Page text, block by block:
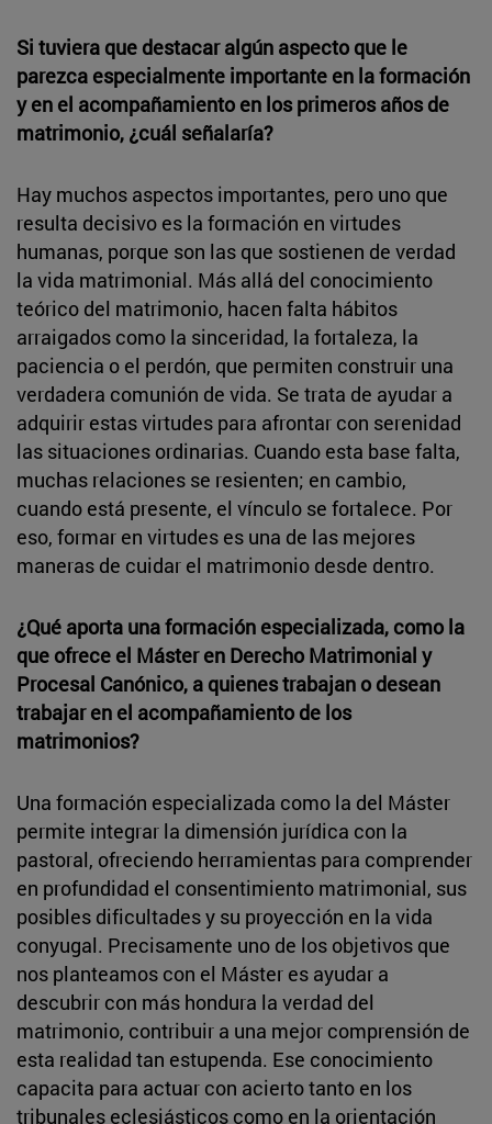
Si tuviera que destacar algún aspecto que le
parezca especialmente importante en la formación
y en el acompañamiento en los primeros años de
matrimonio, ¿cuál señalaría?
Hay muchos aspectos importantes, pero uno que
resulta decisivo es la formación en virtudes
humanas, porque son las que sostienen de verdad
la vida matrimonial. Más allá del conocimiento
teórico del matrimonio, hacen falta hábitos
arraigados como la sinceridad, la fortaleza, la
paciencia o el perdón, que permiten construir una
verdadera comunión de vida. Se trata de ayudar a
adquirir estas virtudes para afrontar con serenidad
las situaciones ordinarias. Cuando esta base falta,
muchas relaciones se resienten; en cambio,
cuando está presente, el vínculo se fortalece. Por
eso, formar en virtudes es una de las mejores
maneras de cuidar el matrimonio desde dentro.
¿Qué aporta una formación especializada, como la
que ofrece el Máster en Derecho Matrimonial y
Procesal Canónico, a quienes trabajan o desean
trabajar en el acompañamiento de los
matrimonios?
Una formación especializada como la del Máster
permite integrar la dimensión jurídica con la
pastoral, ofreciendo herramientas para comprender
en profundidad el consentimiento matrimonial, sus
posibles dificultades y su proyección en la vida
conyugal. Precisamente uno de los objetivos que
nos planteamos con el Máster es ayudar a
descubrir con más hondura la verdad del
matrimonio, contribuir a una mejor comprensión de
esta realidad tan estupenda. Ese conocimiento
capacita para actuar con acierto tanto en los
tribunales eclesiásticos como en la orientación